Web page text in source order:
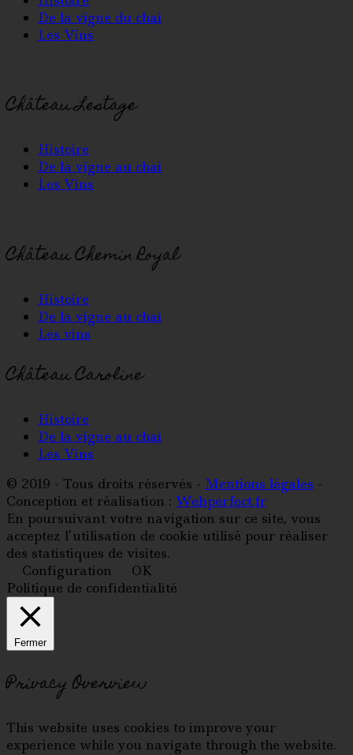
De la vigne du chai
Les Vins
Château Lestage
Histoire
De la vigne au chai
Les Vins
Château Chemin Royal
Histoire
De la vigne au chai
Les vins
Château Caroline
Histoire
De la vigne au chai
Les Vins
© 2019 - Tous droits réservés - Mentions légales -
Conception et réalisation : Webperfect.fr
En poursuivant votre navigation sur ce site, vous
acceptez l’utilisation de cookie utilisé pour réaliser
des statistiques de visites.
Configuration
OK
Politique de confidentialité
Fermer
Privacy Overview
This website uses cookies to improve your
experience while you navigate through the website.